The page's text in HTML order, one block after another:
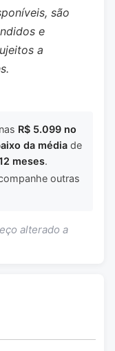
são
e
a
R$ 5.099 no
da média de
meses.
outras
alterado a